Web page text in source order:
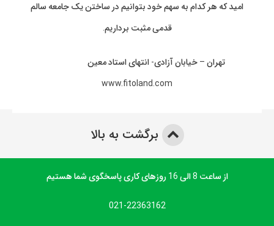
امید که هر کدام به سهم خود بتوانیم در ساختن یک جامعه سالم
قدمی مثبت برداریم.
تهران – خیابان آزادی- انتهای استاد معین
www.fitoland.com
برگشت به بالا
از ساعت 8 الی 16 روزهای کاری پاسخگوی شما هستیم
021-22363162